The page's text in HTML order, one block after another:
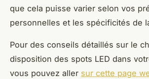
que cela puisse varier selon vos
personnelles et les spécificités de
Pour des conseils détaillés sur le
disposition des spots LED dans
vous pouvez aller sur cette page